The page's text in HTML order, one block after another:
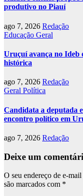
produtivo no Piauí
ago 7, 2026 Redação
Educação Geral
Uruçuí avança no Ideb
histórica
ago 7, 2026 Redação
Geral Política
Candidata a deputada
encontro político em
ago 7, 2026 Redação
Deixe um
O seu endereço de e-
são marcados com *